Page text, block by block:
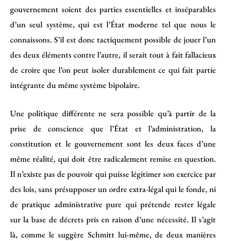
gouvernement soient des parties essentielles et inséparables
d’un seul système, qui est l’État moderne tel que nous le
connaissons. S’il est donc tactiquement possible de jouer l’un
des deux éléments contre l’autre, il serait tout à fait fallacieux
de croire que l’on peut isoler durablement ce qui fait partie
intégrante du même système bipolaire.
Une politique différente ne sera possible qu’à partir de la
prise de conscience que l’État et l’administration, la
constitution et le gouvernement sont les deux faces d’une
même réalité, qui doit être radicalement remise en question.
Il n’existe pas de pouvoir qui puisse légitimer son exercice par
des lois, sans présupposer un ordre extra-légal qui le fonde, ni
de pratique administrative pure qui prétende rester légale
sur la base de décrets pris en raison d’une nécessité. Il s’agit
là, comme le suggère Schmitt lui-même, de deux manières